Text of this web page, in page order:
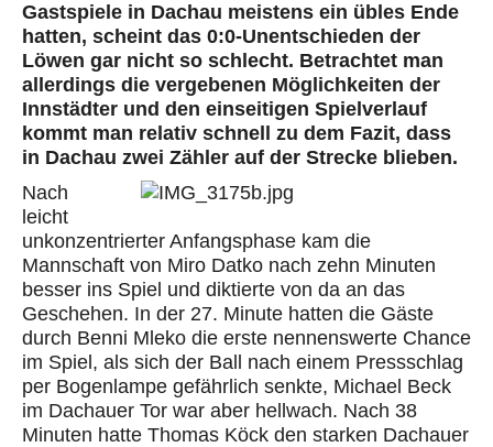
Gastspiele in Dachau meistens ein übles Ende
hatten, scheint das 0:0-Unentschieden der
Löwen gar nicht so schlecht. Betrachtet man
allerdings die vergebenen Möglichkeiten der
Innstädter und den einseitigen Spielverlauf
kommt man relativ schnell zu dem Fazit, dass
in Dachau zwei Zähler auf der Strecke blieben.
Nach
leicht
unkonzentrierter Anfangsphase kam die
Mannschaft von Miro Datko nach zehn Minuten
besser ins Spiel und diktierte von da an das
Geschehen. In der 27. Minute hatten die Gäste
durch Benni Mleko die erste nennenswerte Chance
im Spiel, als sich der Ball nach einem Pressschlag
per Bogenlampe gefährlich senkte, Michael Beck
im Dachauer Tor war aber hellwach. Nach 38
Minuten hatte Thomas Köck den starken Dachauer